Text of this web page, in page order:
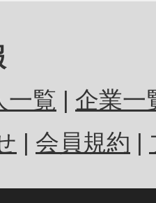
一覧
企業一
会員規約